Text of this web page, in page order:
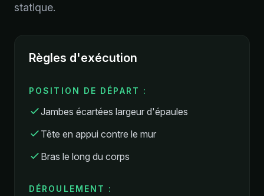
statique.
Règles d'exécution
POSITION DE DÉPART :
Jambes écartées largeur d'épaules
Tête en appui contre le mur
Bras le long du corps
DÉROULEMENT :